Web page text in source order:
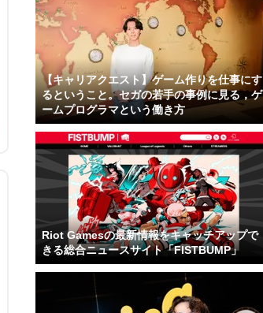
【キャリアクエスト】ゲーム作りを仕事にす
るということ。セガの若手の事例に見る，ゲ
ームプログラマという働き方
Riot Gamesの最新情報をキャッチアップで
きる総合ニュースサイト「FISTBUMP」